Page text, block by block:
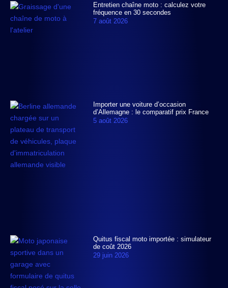
Entretien chaîne moto : calculez votre
fréquence en 30 secondes
7 août 2026
Importer une voiture d’occasion
d’Allemagne : le comparatif prix France
5 août 2026
Quitus fiscal moto importée : simulateur
de coût 2026
29 juin 2026